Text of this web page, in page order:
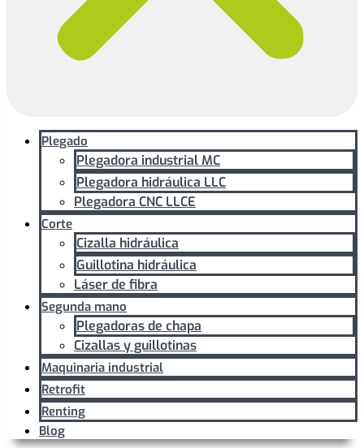
Plegado
Plegadora industrial MC
Plegadora hidráulica LLC
Plegadora CNC LLCE
Corte
Cizalla hidráulica
Guillotina hidráulica
Láser de fibra
Segunda mano
Plegadoras de chapa
Cizallas y guillotinas
Maquinaria industrial
Retrofit
Renting
Blog